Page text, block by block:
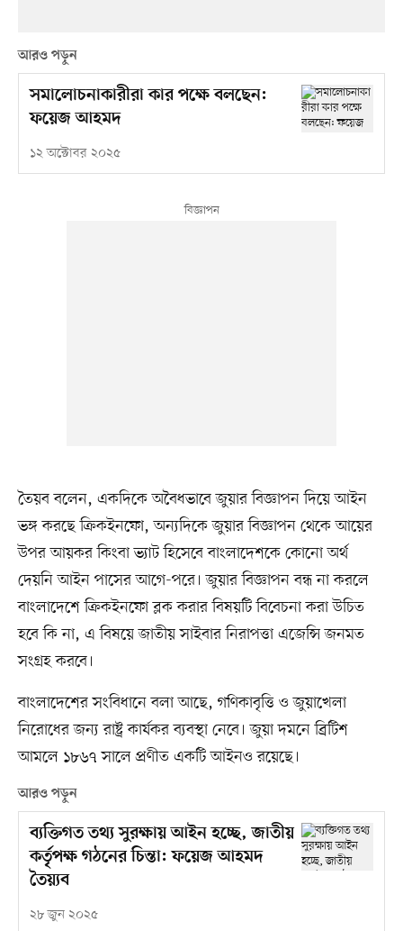
আরও পড়ুন
সমালোচনাকারীরা কার পক্ষে বলছেন:
ফয়েজ আহমদ
১২ অক্টোবর ২০২৫
তৈয়ব বলেন, একদিকে অবৈধভাবে জুয়ার বিজ্ঞাপন দিয়ে আইন
ভঙ্গ করছে ক্রিকইনফো, অন্যদিকে জুয়ার বিজ্ঞাপন থেকে আয়ের
উপর আয়কর কিংবা ভ্যাট হিসেবে বাংলাদেশকে কোনো অর্থ
দেয়নি আইন পাসের আগে-পরে। জুয়ার বিজ্ঞাপন বন্ধ না করলে
বাংলাদেশে ক্রিকইনফো ব্লক করার বিষয়টি বিবেচনা করা উচিত
হবে কি না, এ বিষয়ে জাতীয় সাইবার নিরাপত্তা এজেন্সি জনমত
সংগ্রহ করবে।
বাংলাদেশের সংবিধানে বলা আছে, গণিকাবৃত্তি ও জুয়াখেলা
নিরোধের জন্য রাষ্ট্র কার্যকর ব্যবস্থা নেবে। জুয়া দমনে ব্রিটিশ
আমলে ১৮৬৭ সালে প্রণীত একটি আইনও রয়েছে।
আরও পড়ুন
ব্যক্তিগত তথ্য সুরক্ষায় আইন হচ্ছে, জাতীয়
কর্তৃপক্ষ গঠনের চিন্তা: ফয়েজ আহমদ
তৈয়্যব
২৮ জুন ২০২৫